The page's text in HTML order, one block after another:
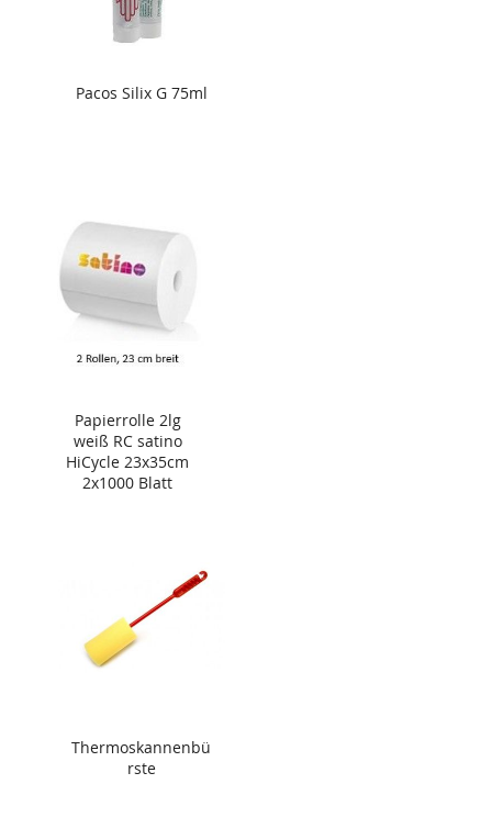
Pacos Silix G 75ml
Papierrolle 2lg
weiß RC satino
HiCycle 23x35cm
2x1000 Blatt
Thermoskannenbü
rste